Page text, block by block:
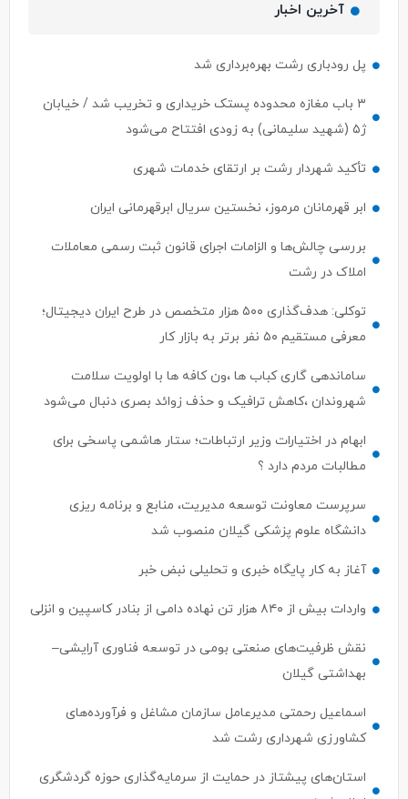
آخرین اخبار
پل رودباری رشت بهره‌برداری شد
۳ باب مغازه محدوده پستک خریداری و تخریب شد / خیابان
ژ۵ (شهید سلیمانی) به زودی افتتاح می‌شود
تأکید شهردار رشت بر ارتقای خدمات شهری
ابر قهرمانان مرموز، نخستین سریال ابرقهرمانی ایران
بررسی چالش‌ها و الزامات اجرای قانون ثبت رسمی معاملات
املاک در رشت
توکلی: هدف‌گذاری ۵۰۰ هزار متخصص در طرح ایران دیجیتال؛
معرفی مستقیم ۵۰ نفر برتر به بازار کار
ساماندهی گاری کباب ها ،ون کافه ها با اولویت سلامت
شهروندان ،کاهش ترافیک و حذف زوائد بصری دنبال می‌شود
ابهام در اختیارات وزیر ارتباطات؛ ستار هاشمی پاسخی برای
مطالبات مردم دارد ؟
سرپرست معاونت توسعه مدیریت، منابع و برنامه ریزی
دانشگاه علوم پزشکی گیلان منصوب شد
آغاز به کار پایگاه خبری و تحلیلی نبض خبر
واردات بیش از ۸۴۰ هزار تن نهاده دامی از بنادر كاسپین و انزلی
نقش ظرفیت‌های صنعتی بومی در توسعه فناوری آرایشی–
بهداشتی گیلان
اسماعیل رحمتی مدیرعامل سازمان مشاغل و فرآورده‌های
کشاورزی شهرداری رشت شد
استان‌های پیشتاز در حمایت از سرمایه‌گذاری حوزه گردشگری